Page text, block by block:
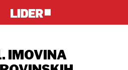
IMOVINA